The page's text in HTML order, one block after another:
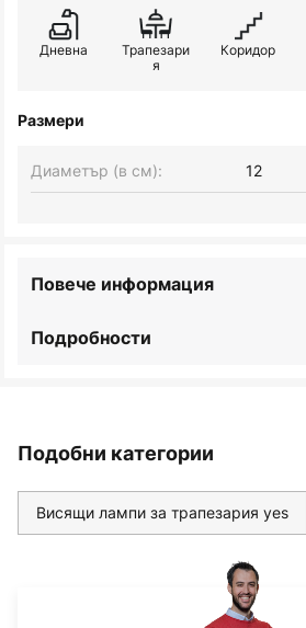
Дневна
Трапезари
я
Коридор
Размери
Диаметър (в см): 12
Подробности
Повече информация
Подобни категории
Висящи лампи за трапезария yes